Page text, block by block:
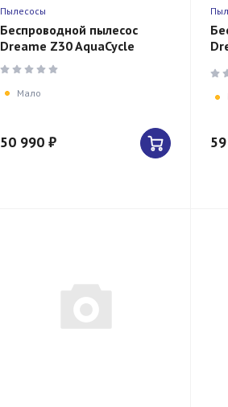
Пылесосы
Беспроводной пылесос
Dreame Z30 AquaCycle
Мало
50 990 ₽